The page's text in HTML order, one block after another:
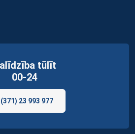
tūlīt
00-24
23 993 977